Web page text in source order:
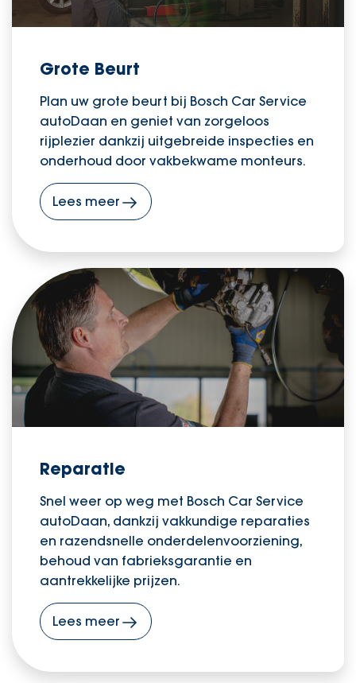
Grote Beurt
Plan uw grote beurt bij Bosch Car Service
autoDaan en geniet van zorgeloos
rijplezier dankzij uitgebreide inspecties en
onderhoud door vakbekwame monteurs.
Lees meer
Reparatie
Snel weer op weg met Bosch Car Service
autoDaan, dankzij vakkundige reparaties
en razendsnelle onderdelenvoorziening,
behoud van fabrieksgarantie en
aantrekkelijke prijzen.
Lees meer